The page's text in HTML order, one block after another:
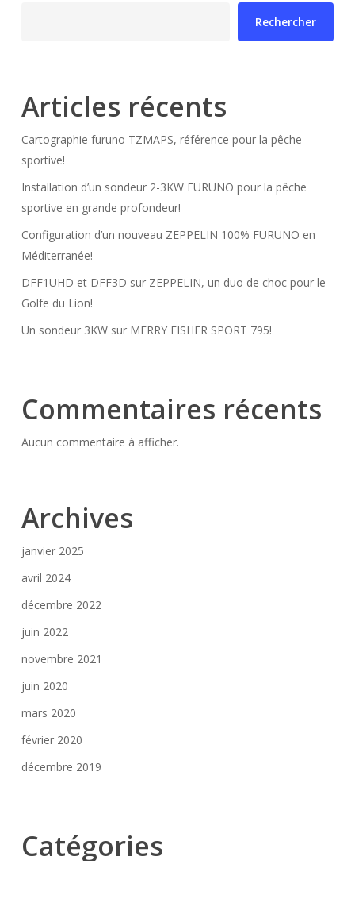
Rechercher
Articles récents
Cartographie furuno TZMAPS, référence pour la pêche
sportive!
Installation d’un sondeur 2-3KW FURUNO pour la pêche
sportive en grande profondeur!
Configuration d’un nouveau ZEPPELIN 100% FURUNO en
Méditerranée!
DFF1UHD et DFF3D sur ZEPPELIN, un duo de choc pour le
Golfe du Lion!
Un sondeur 3KW sur MERRY FISHER SPORT 795!
Commentaires récents
Aucun commentaire à afficher.
Archives
janvier 2025
avril 2024
décembre 2022
juin 2022
novembre 2021
juin 2020
mars 2020
février 2020
décembre 2019
Catégories